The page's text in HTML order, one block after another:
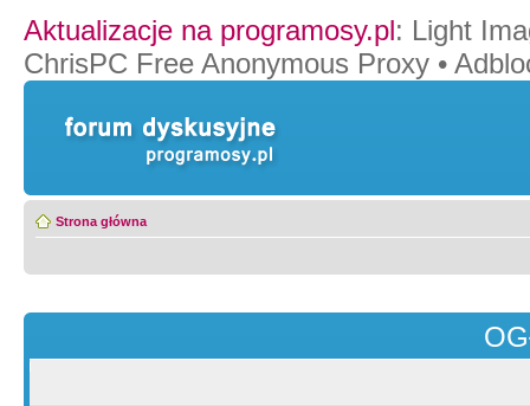
Aktualizacje na programosy.pl: Light
ChrisPC Free Anonymous Proxy •
Strona główna